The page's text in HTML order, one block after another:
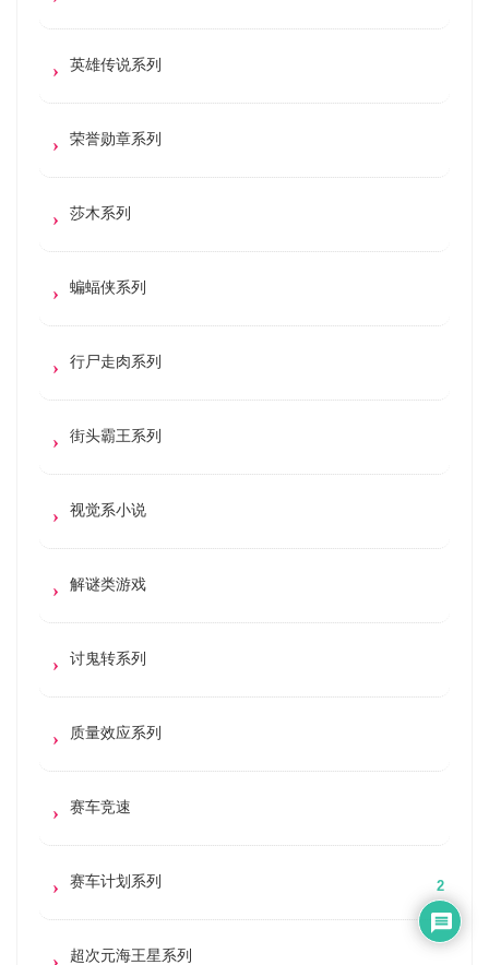
英雄传说系列
荣誉勋章系列
莎木系列
蝙蝠侠系列
行尸走肉系列
街头霸王系列
视觉系小说
解谜类游戏
讨鬼转系列
质量效应系列
赛车竞速
赛车计划系列
超次元海王星系列
2